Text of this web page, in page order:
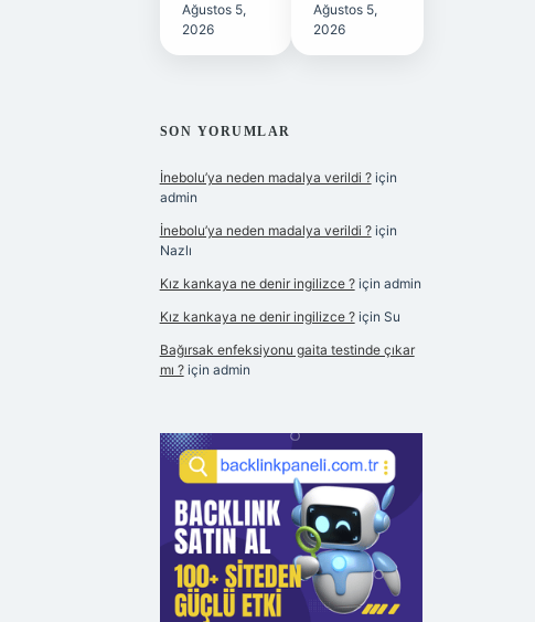
Ağustos 5,
2026
Ağustos 5,
2026
SON YORUMLAR
İnebolu’ya neden madalya verildi ?için
admin
İnebolu’ya neden madalya verildi ?için
Nazlı
Kız kankaya ne denir ingilizce ?için admin
Kız kankaya ne denir ingilizce ?için Su
Bağırsak enfeksiyonu gaita testinde çıkar
mı ?için admin